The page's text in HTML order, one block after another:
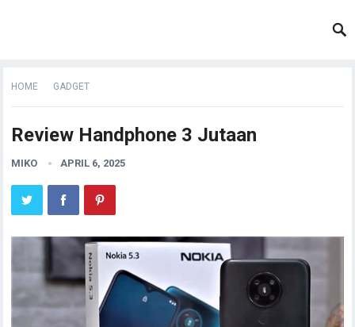
HOME GADGET
Review Handphone 3 Jutaan
MIKO APRIL 6, 2025